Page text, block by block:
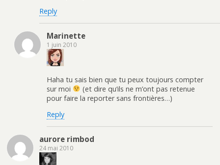
Reply
Marinette
1 juin 2010
Haha tu sais bien que tu peux toujours compter
sur moi
(et dire qu’ils ne m’ont pas retenue
pour faire la reporter sans frontières…)
Reply
aurore rimbod
24 mai 2010